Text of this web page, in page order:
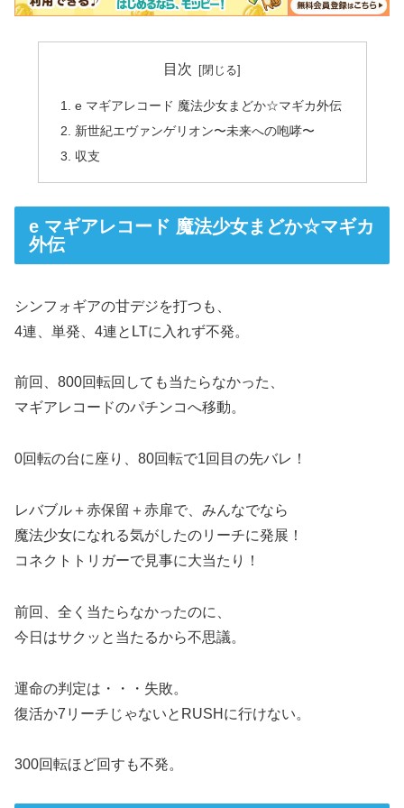
目次
e マギアレコード 魔法少女まどか☆マギカ外伝
新世紀エヴァンゲリオン〜未来への咆哮〜
収支
e マギアレコード 魔法少女まどか☆マギカ
外伝
シンフォギアの甘デジを打つも、
4連、単発、4連とLTに入れず不発。
前回、800回転回しても当たらなかった、
マギアレコードのパチンコへ移動。
0回転の台に座り、80回転で1回目の先バレ！
レバブル＋赤保留＋赤扉で、みんなでなら
魔法少女になれる気がしたのリーチに発展！
コネクトトリガーで見事に大当たり！
前回、全く当たらなかったのに、
今日はサクッと当たるから不思議。
運命の判定は・・・失敗。
復活か7リーチじゃないとRUSHに行けない。
300回転ほど回すも不発。